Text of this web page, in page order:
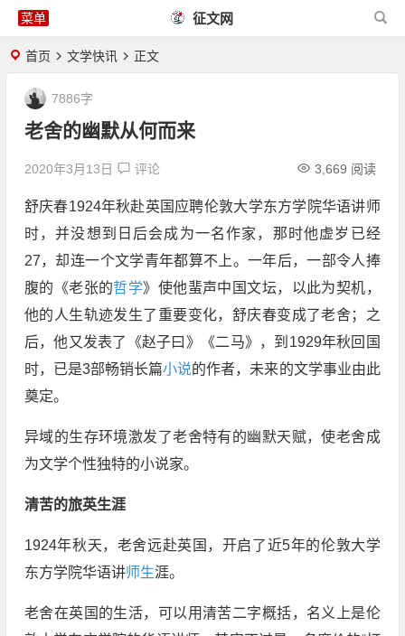
征文网
首页 文学快讯 正文
老舍的幽默从何而来
2020年3月13日 评论 3,669 阅读
7886字
舒庆春1924年秋赴英国应聘伦敦大学东方学院华语讲师
时，并没想到日后会成为一名作家，那时他虚岁已经
27，却连一个文学青年都算不上。一年后，一部令人捧
腹的《老张的哲学》使他蜚声中国文坛，以此为契机，
他的人生轨迹发生了重要变化，舒庆春变成了老舍；之
后，他又发表了《赵子曰》《二马》，到1929年秋回国
时，已是3部畅销长篇小说的作者，未来的文学事业由此
奠定。
异域的生存环境激发了老舍特有的幽默天赋，使老舍成
为文学个性独特的小说家。
清苦的旅英生涯
1924年秋天，老舍远赴英国，开启了近5年的伦敦大学
东方学院华语讲师生涯。
老舍在英国的生活，可以用清苦二字概括，名义上是伦